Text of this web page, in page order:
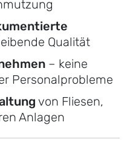
Qualität
– keine
Personalprobleme
von Fliesen,
Anlagen